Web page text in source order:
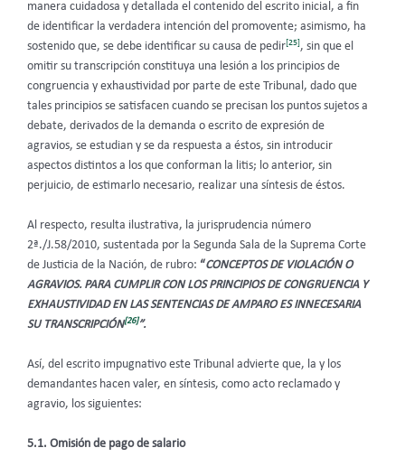
manera cuidadosa y detallada el contenido del escrito inicial, a fin
de identificar la verdadera intención del promovente; asimismo, ha
sostenido que, se debe identificar su causa de pedir[25], sin que el
omitir su transcripción constituya una lesión a los principios de
congruencia y exhaustividad por parte de este Tribunal, dado que
tales principios se satisfacen cuando se precisan los puntos sujetos a
debate, derivados de la demanda o escrito de expresión de
agravios, se estudian y se da respuesta a éstos, sin introducir
aspectos distintos a los que conforman la litis; lo anterior, sin
perjuicio, de estimarlo necesario, realizar una síntesis de éstos.
Al respecto, resulta ilustrativa, la jurisprudencia número
2ª./J.58/2010, sustentada por la Segunda Sala de la Suprema Corte
de Justicia de la Nación, de rubro: “CONCEPTOS DE VIOLACIÓN O
AGRAVIOS. PARA CUMPLIR CON LOS PRINCIPIOS DE CONGRUENCIA Y
EXHAUSTIVIDAD EN LAS SENTENCIAS DE AMPARO ES INNECESARIA
SU TRANSCRIPCIÓN[26]”.
Así, del escrito impugnativo este Tribunal advierte que, la y los
demandantes hacen valer, en síntesis, como acto reclamado y
agravio, los siguientes:
5.1. Omisión de pago de salario